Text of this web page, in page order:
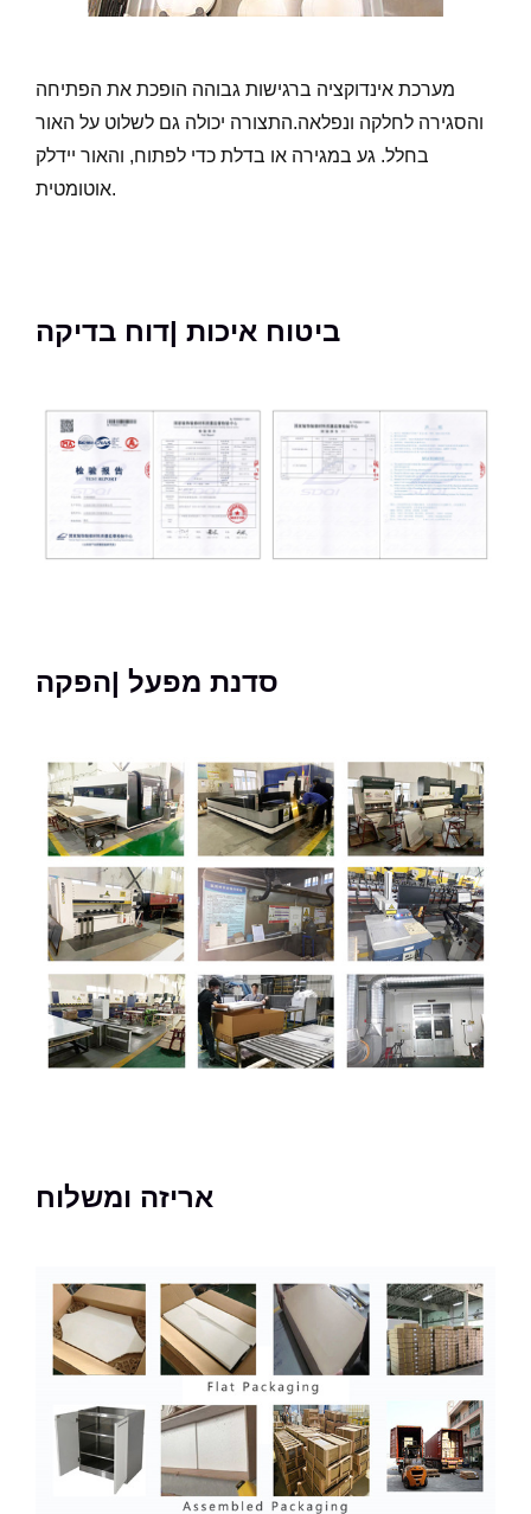
מערכת אינדוקציה ברגישות גבוהה הופכת את הפתיחה
והסגירה לחלקה ונפלאה.התצורה יכולה גם לשלוט על האור
בחלל. גע במגירה או בדלת כדי לפתוח, והאור יידלק
אוטומטית.
ביטוח איכות |דוח בדיקה
סדנת מפעל |הפקה
אריזה ומשלוח